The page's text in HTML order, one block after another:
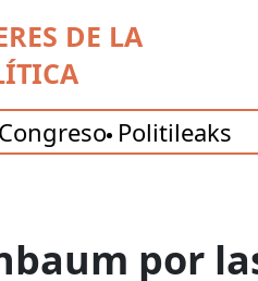
DE LA
Congreso Politileaks
por